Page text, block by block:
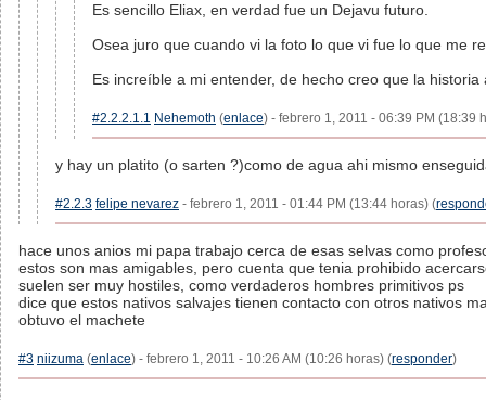
Es sencillo Eliax, en verdad fue un Dejavu futuro.
Osea juro que cuando vi la foto lo que vi fue lo que me
Es increíble a mi entender, de hecho creo que la
#2.2.2.1.1 Nehemoth (enlace) - febrero 1, 2011 - 06:39 PM (18:39
y hay un platito (o sarten ?)como de agua ahi mismo
#2.2.3 felipe nevarez - febrero 1, 2011 - 01:44 PM (13:44 horas) (
hace unos anios mi papa trabajo cerca de esas selvas como
estos son mas amigables, pero cuenta que tenia prohibido
suelen ser muy hostiles, como verdaderos hombres primitivos ps
dice que estos nativos salvajes tienen contacto con otros nativos
obtuvo el machete
#3 niizuma (enlace) - febrero 1, 2011 - 10:26 AM (10:26 horas) (responder)